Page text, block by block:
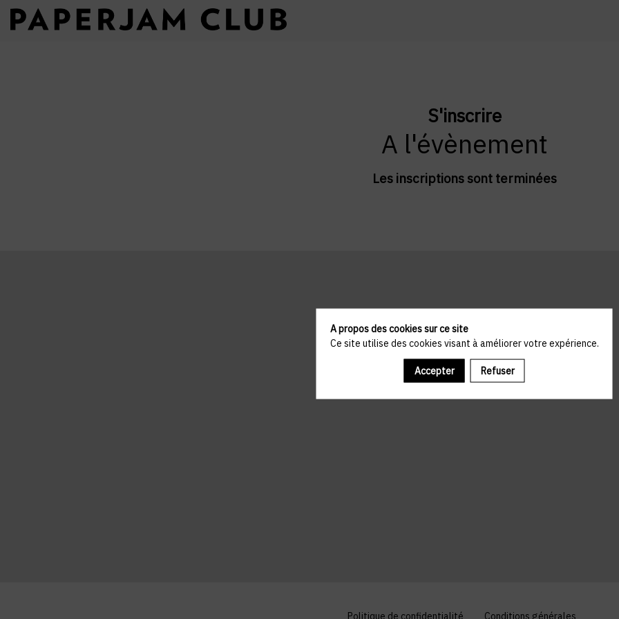
S'inscrire
A l'évènement
Les inscriptions sont terminées
Politique de confidentialité Conditions générales
A propos des cookies sur ce site
Ce site utilise des cookies visant à améliorer votre expérience.
Accepter Refuser